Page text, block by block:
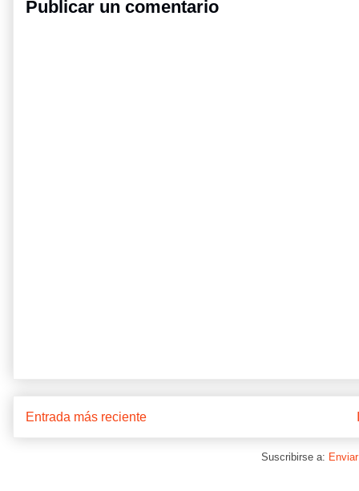
Publicar un comentario
Entrada más reciente
Suscribirse a: